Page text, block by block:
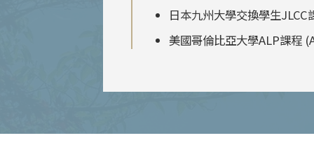
日本九州大學交換學生
美國哥倫比亞大學ALP課